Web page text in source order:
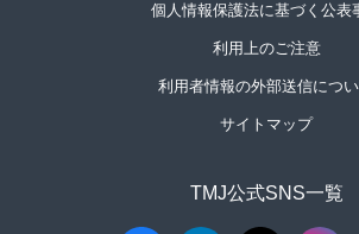
個人情報保護法に基づく公表
利用上のご注意
利用者情報の外部送信につ
サイトマップ
TMJ公式SNS一覧​